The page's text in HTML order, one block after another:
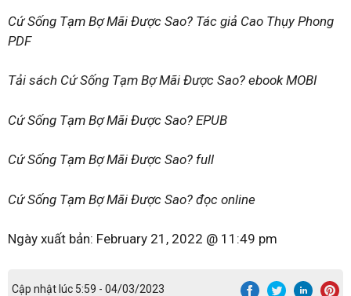
Cứ Sống Tạm Bợ Mãi Được Sao? Tác giả Cao Thụy Phong
PDF
Tải sách Cứ Sống Tạm Bợ Mãi Được Sao? ebook MOBI
Cứ Sống Tạm Bợ Mãi Được Sao? EPUB
Cứ Sống Tạm Bợ Mãi Được Sao? full
Cứ Sống Tạm Bợ Mãi Được Sao? đọc online
Ngày xuất bản: February 21, 2022 @ 11:49 pm
Cập nhật lúc 5:59 - 04/03/2023